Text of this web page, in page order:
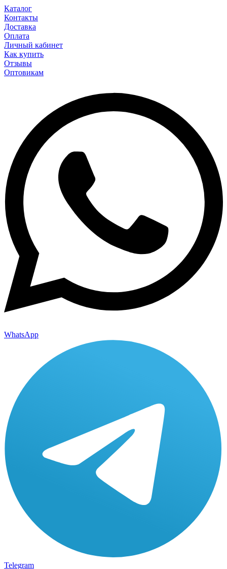
Каталог
Контакты
Доставка
Оплата
Личный кабинет
Как купить
Отзывы
Оптовикам
WhatsApp
Telegram